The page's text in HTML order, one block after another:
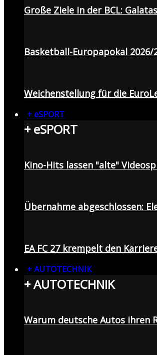
Große Ziele in der BCL:
Basketball-Europapokal
Weichenstellung für die
+ eSPORT
+ eSPORT
Kino-Hits lassen "alte"
Übernahme abgeschlossen:
EA FC 27 krempelt den
+ AUTOTECHNIK
+ AUTOTECHNIK
Warum deutsche Autos ihren